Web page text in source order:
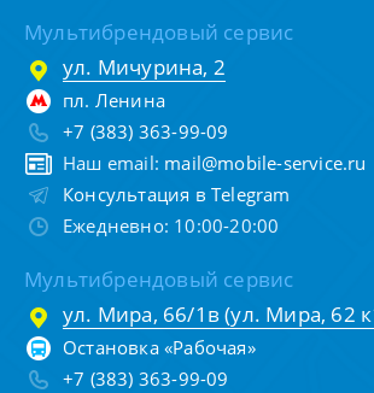
Мультибрендовый сервис
ул. Мичурина, 2
пл. Ленина
+7 (383) 363-99-09
Наш email: mail@mobile-service.ru
Консультация в Telegram
Ежедневно: 10:00-20:00
Мультибрендовый сервис
ул. Мира, 66/1в (ул. Мира, 62
Остановка «Рабочая»
+7 (383) 363-99-09